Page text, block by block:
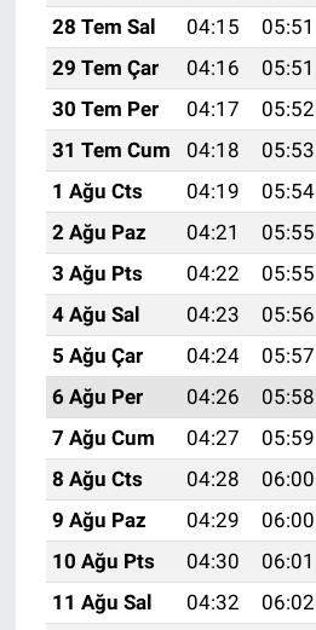
28 Tem Sal
04:15 05:51
29 Tem Çar
04:16 05:51
30 Tem Per
04:17 05:52
31 Tem Cum
04:18 05:53
1 Ağu Cts
04:19 05:54
2 Ağu Paz
04:21 05:55
3 Ağu Pts
04:22 05:55
4 Ağu Sal
04:23 05:56
5 Ağu Çar
04:24 05:57
6 Ağu Per
04:26 05:58
7 Ağu Cum
04:27 05:59
8 Ağu Cts
04:28 06:00
9 Ağu Paz
04:29 06:00
10 Ağu Pts
04:30 06:01
11 Ağu Sal
04:32 06:02